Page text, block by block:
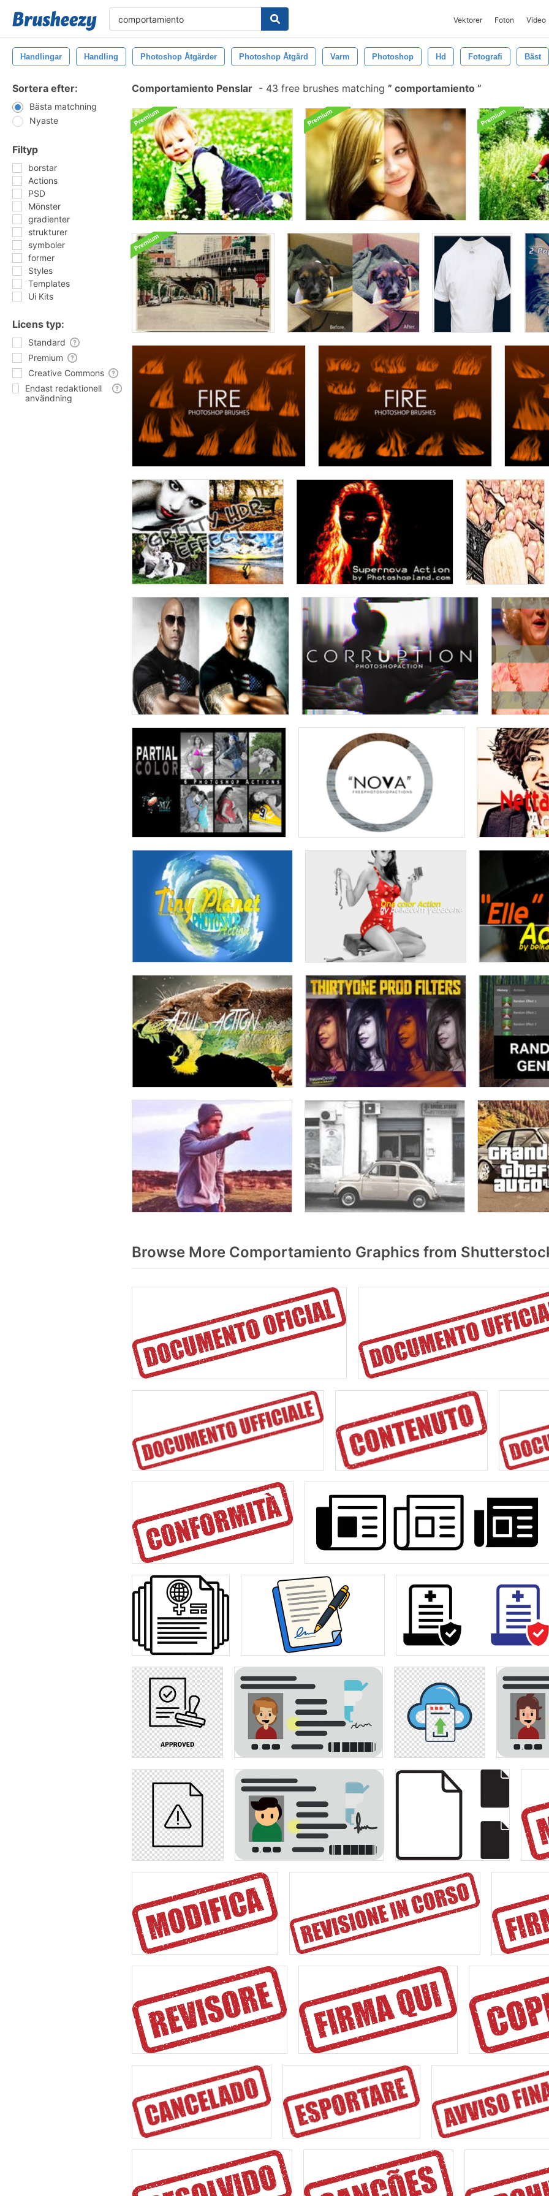
Vektorer Foton Video
Handlingar Handling Photoshop Åtgärder Photoshop Åtgärd Varm Photoshop Hd Fotografi Bäst
Sortera efter:
Bästa matchning
Nyaste
Filtyp
borstar
Actions
PSD
Mönster
gradienter
strukturer
symboler
former
Styles
Templates
Ui Kits
Licens typ:
Standard
Premium
Creative Commons
Endast redaktionell
användning
Comportamiento Penslar - 43 free brushes matching comportamiento
Browse More Comportamiento Graphics from